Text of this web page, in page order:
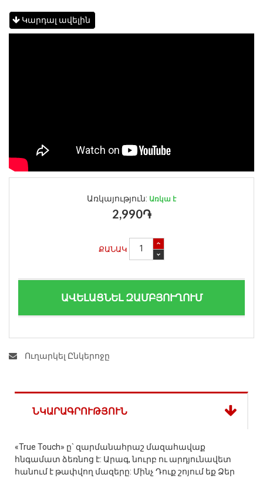
Կարդալ ավելին
Առկայություն: Առկա է
2,990֏
ՔԱՆԱԿ
ԱՎԵԼԱՑՆԵԼ ԶԱՄԲՅՈՒՂՈՒՄ
Ուղարկել Ընկերոջը
ՆԿԱՐԱԳՐՈՒԹՅՈՒՆ
«True Touch» ը` զարմանահրաշ մազահավաք
հնգամատ ձեռնոց է: Արագ, նուրբ ու արդյունավետ
հանում է թափվող մազերը: Մինչ Դուք շոյում եք Ձեր